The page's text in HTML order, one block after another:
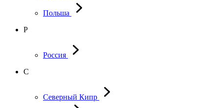
Польша
Р
Россия
С
Северный Кипр